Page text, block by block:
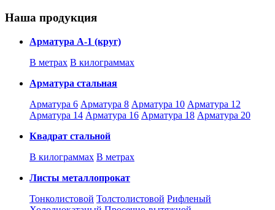
Наша продукция
Арматура А-1 (круг)
В метрах В килограммах
Арматура стальная
Арматура 6 Арматура 8 Арматура 10 Арматура 12
Арматура 14 Арматура 16 Арматура 18 Арматура 20
Квадрат стальной
В килограммах В метрах
Листы металлопрокат
Тонколистовой Толстолистовой Рифленый